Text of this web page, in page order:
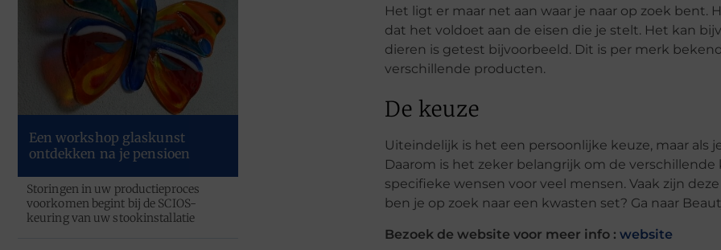
Een workshop glaskunst
ontdekken na je pensioen
Storingen in uw productieproces
voorkomen begint bij de SCIOS-
keuring van uw stookinstallatie
Het ligt er maar net aan waar je naar op zoek
dat het voldoet aan de eisen die je stelt. Het kan
dieren is getest bijvoorbeeld. Dit is per merk
verschillende producten.
De keuze
Uiteindelijk is het een persoonlijke keuze, maar als
Daarom is het zeker belangrijk om de
specifieke wensen voor veel mensen. Vaak zijn
ben je op zoek naar een kwasten set? Ga naar
Bezoek de website voor meer info : website